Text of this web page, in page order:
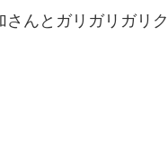
んとガリガリガリク